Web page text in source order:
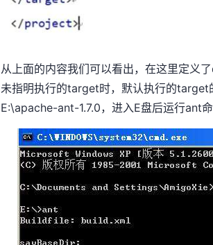
从上面的内容我们可以看出，在这里定义
未指明执行的target时，默认执行的
E:\apache-ant-1.7.0，进入E盘后运行ant